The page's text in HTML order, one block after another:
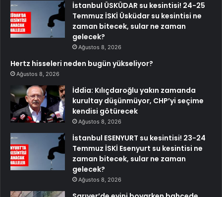
İstanbul ÜSKÜDAR su kesintisi! 24-25
Temmuz İSKİ Üsküdar su kesintisi ne
zaman bitecek, sular ne zaman
gelecek?
Ağustos 8, 2026
Hertz hisseleri neden bugün yükseliyor?
Ağustos 8, 2026
İddia: Kılıçdaroğlu yakın zamanda
kurultay düşünmüyor, CHP’yi seçime
kendisi götürecek
Ağustos 8, 2026
İstanbul ESENYURT su kesintisi! 23-24
Temmuz İSKİ Esenyurt su kesintisi ne
zaman bitecek, sular ne zaman
gelecek?
Ağustos 8, 2026